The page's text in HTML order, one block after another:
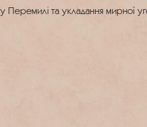
у Перемилі та укладання